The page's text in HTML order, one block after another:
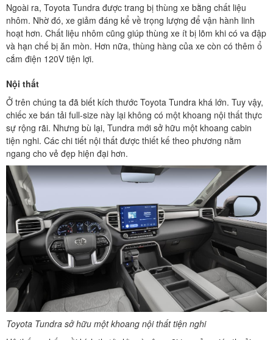
Ngoài ra, Toyota Tundra được trang bị thùng xe bằng chất liệu
nhôm. Nhờ đó, xe giảm đáng kể về trọng lượng để vận hành linh
hoạt hơn. Chất liệu nhôm cũng giúp thùng xe ít bị lõm khi có va đập
và hạn chế bị ăn mòn. Hơn nữa, thùng hàng của xe còn có thêm ổ
cắm điện 120V tiện lợi.
Nội thất
Ở trên chúng ta đã biết kích thước Toyota Tundra khá lớn. Tuy vậy,
chiếc xe bán tải full-size này lại không có một khoang nội thất thực
sự rộng rãi. Nhưng bù lại, Tundra mới sở hữu một khoang cabin
tiện nghi. Các chi tiết nội thất được thiết kế theo phương nằm
ngang cho vẻ đẹp hiện đại hơn.
Toyota Tundra sở hữu một khoang nội thất tiện nghi